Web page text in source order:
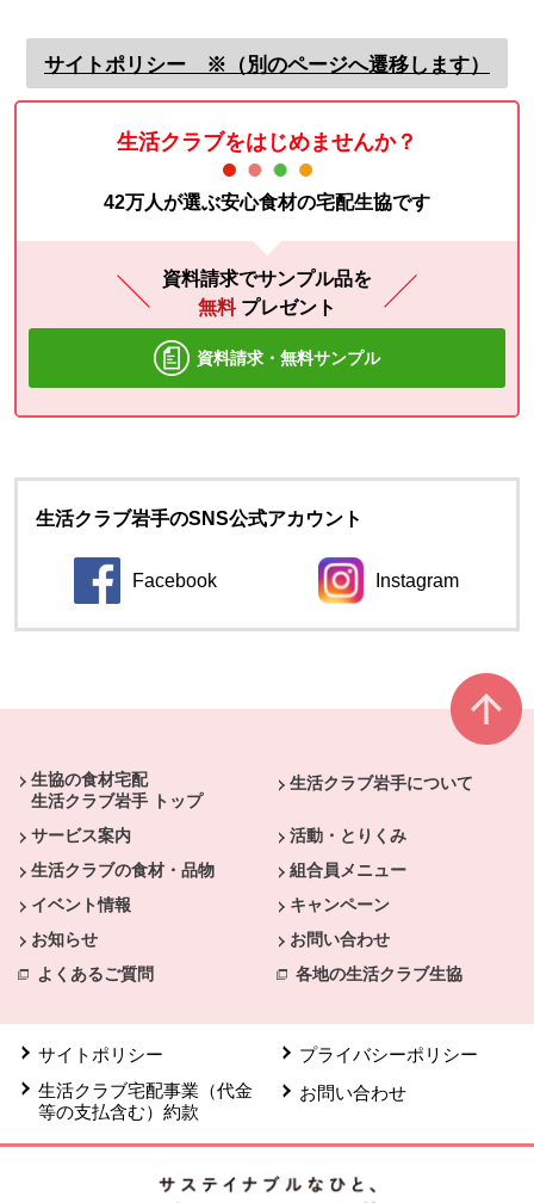
サイトポリシー ※（別のページへ遷移します）
生活クラブをはじめませんか？
42万人が選ぶ安心食材の宅配生協です
資料請求でサンプル品を
無料 プレゼント
資料請求・無料サンプル
生活クラブ岩手のSNS公式アカウント
Facebook Instagram
生協の食材宅配
生活クラブ岩手 トップ
生活クラブ岩手について
サービス案内
活動・とりくみ
生活クラブの食材・品物
組合員メニュー
イベント情報
キャンペーン
お知らせ
お問い合わせ
よくあるご質問
各地の生活クラブ生協
サイトポリシー
プライバシーポリシー
生活クラブ宅配事業（代金
等の支払含む）約款
お問い合わせ